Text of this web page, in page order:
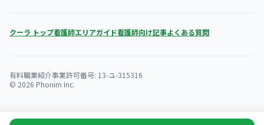
クーラ トップ看護師エリアガイド看護師向け記事よくある質問
有料職業紹介事業許可番号: 13-ユ-315316
© 2026 Phonim Inc.